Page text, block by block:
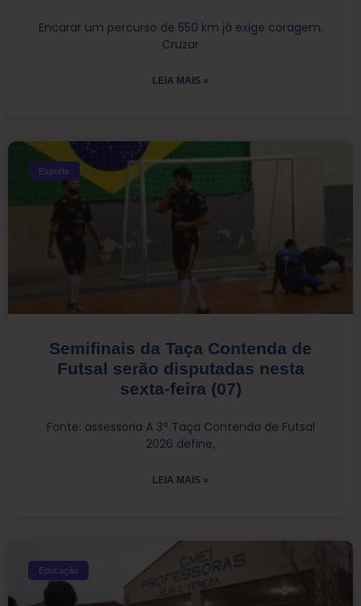
Encarar um percurso de 550 km já exige coragem.
Cruzar
LEIA MAIS »
Esporte
Semifinais da Taça Contenda de
Futsal serão disputadas nesta
sexta-feira (07)
Fonte: assessoria A 3ª Taça Contenda de Futsal
2026 define,
LEIA MAIS »
Educação